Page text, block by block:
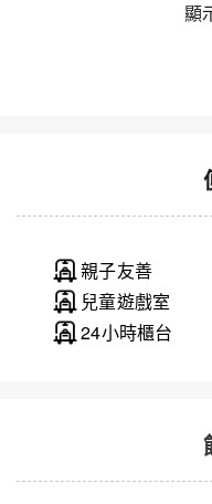
顯
親子友善
兒童遊戲室
24小時櫃台